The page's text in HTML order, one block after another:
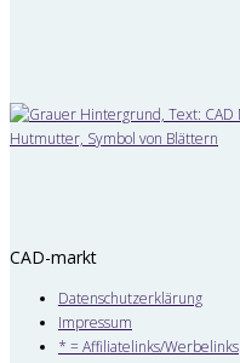
CAD-markt
Datenschutzerklärung
Impressum
* = Affiliatelinks/Werbelinks